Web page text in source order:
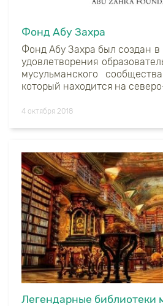
Фонд Абу Захра
Фонд Абу Захра был создан в
удовлетворения
мусульманского
который находится на
4 октября 2018
Легендарные библиотеки